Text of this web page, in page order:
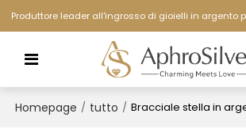
Produttore leader all'ingrosso di gioielli in argento
Homepage / tutto / Bracciale stella in